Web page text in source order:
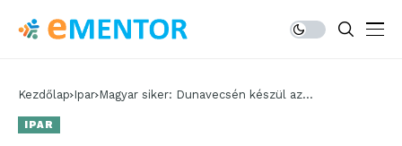
Kezdőlap Ipar Magyar siker: Dunavecsén készül az
IPAR